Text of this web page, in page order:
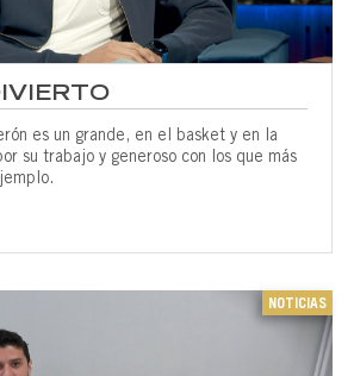
es un grande, en el basket y en la
su trabajo y generoso con los que más
NOTICIAS